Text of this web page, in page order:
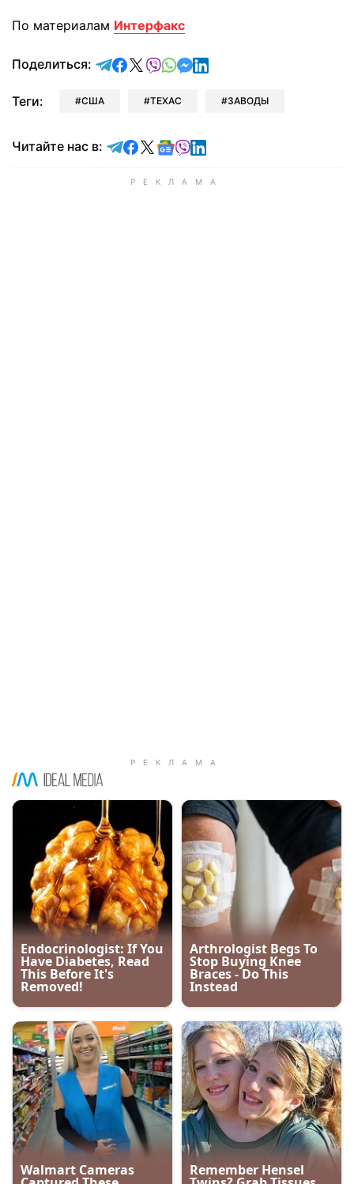
По материалам Интерфакс
Поделиться: отправить в Telegram
поделиться в Facebook
поделиться в X
отправить в Viber
отправить в Whatsapp
отправить в Messenger
отправить в LinkedIn
Теги: США ТЕХАС ЗАВОДЫ
Читайте нас в: Читайте в Telegram
Читайте в Facebook
Читайте в X
Читайте в Google news
Читайте в Viber
Читайте в LinkedIn